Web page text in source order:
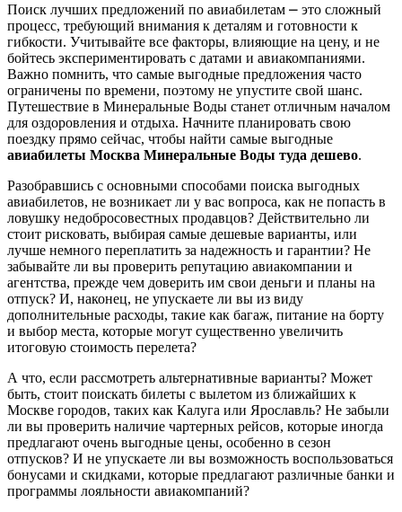
Поиск лучших предложений по авиабилетам ⎼ это сложный
процесс, требующий внимания к деталям и готовности к
гибкости. Учитывайте все факторы, влияющие на цену, и не
бойтесь экспериментировать с датами и авиакомпаниями.
Важно помнить, что самые выгодные предложения часто
ограничены по времени, поэтому не упустите свой шанс.
Путешествие в Минеральные Воды станет отличным началом
для оздоровления и отдыха. Начните планировать свою
поездку прямо сейчас, чтобы найти самые выгодные
авиабилеты Москва Минеральные Воды туда дешево.
Разобравшись с основными способами поиска выгодных
авиабилетов, не возникает ли у вас вопроса, как не попасть в
ловушку недобросовестных продавцов? Действительно ли
стоит рисковать, выбирая самые дешевые варианты, или
лучше немного переплатить за надежность и гарантии? Не
забывайте ли вы проверить репутацию авиакомпании и
агентства, прежде чем доверить им свои деньги и планы на
отпуск? И, наконец, не упускаете ли вы из виду
дополнительные расходы, такие как багаж, питание на борту
и выбор места, которые могут существенно увеличить
итоговую стоимость перелета?
А что, если рассмотреть альтернативные варианты? Может
быть, стоит поискать билеты с вылетом из ближайших к
Москве городов, таких как Калуга или Ярославль? Не забыли
ли вы проверить наличие чартерных рейсов, которые иногда
предлагают очень выгодные цены, особенно в сезон
отпусков? И не упускаете ли вы возможность воспользоваться
бонусами и скидками, которые предлагают различные банки и
программы лояльности авиакомпаний?